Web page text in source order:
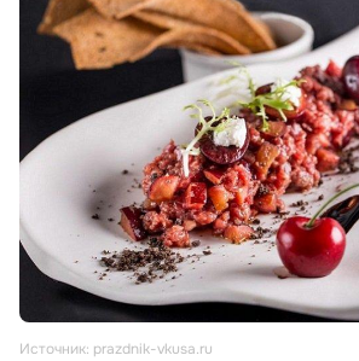
Источник: prazdnik-vkusa.ru